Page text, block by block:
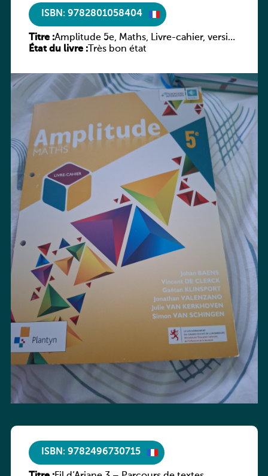
ISBN: 9782801058404
Titre :Amplitude 5e, Maths, Livre-cahier, version
luxembourgeoise
État du livre :Très bon état
ISBN: 9782496730715